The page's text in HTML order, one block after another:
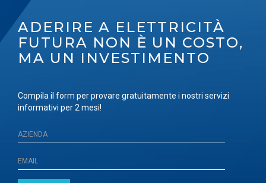
ADERIRE A ELETTRICITÀ
FUTURA NON È UN COSTO,
MA UN INVESTIMENTO
Compila il form per provare gratuitamente i nostri servizi
informativi per 2 mesi!